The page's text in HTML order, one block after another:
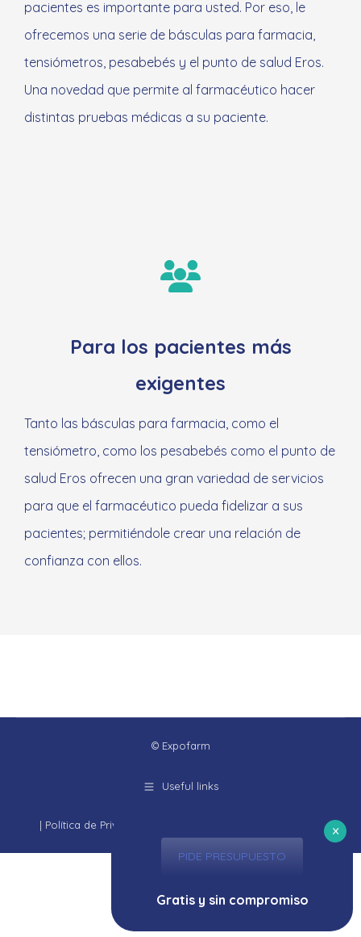
pacientes es importante para usted. Por eso, le
ofrecemos una serie de básculas para farmacia,
tensiómetros, pesabebés y el punto de salud Eros.
Una novedad que permite al farmacéutico hacer
distintas pruebas médicas a su paciente.
Para los pacientes más
exigentes
Tanto las básculas para farmacia, como el
tensiómetro, como los pesabebés como el punto de
salud Eros ofrecen una gran variedad de servicios
para que el farmacéutico pueda fidelizar a sus
pacientes; permitiéndole crear una relación de
confianza con ellos.
© Expofarm
Useful links
| Política de Privacidad
PIDE PRESUPUESTO
Gratis y sin compromiso